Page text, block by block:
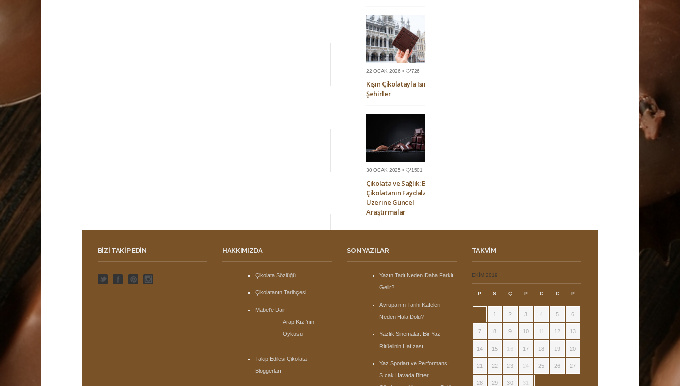
22 OCAK 2026 • 726
Kışın Çikolatayla Isınan
Şehirler
30 OCAK 2025 • 1501
Çikolata ve Sağlık: Bitter
Çikolatanın Faydaları
Üzerine Güncel
Araştırmalar
BIZI TAKIP EDIN HAKKIMIZDA
Çikolata Sözlüğü
Çikolatanın Tarihçesi
Mabel’e Dair
Arap Kızı’nın
Öyküsü
Takip Edilesi Çikolata
Bloggerları
SON YAZILAR
Yazın Tadı Neden Daha Farklı
Gelir?
Avrupa’nın Tarihi Kafeleri
Neden Hala Dolu?
Yazlık Sinemalar: Bir Yaz
Ritüelinin Hafızası
Yaz Sporları ve Performans:
Sıcak Havada Bitter
TAKVIM
EKIM 2019
P S Ç P C C P
1 2 3 4 5 6
7 8 9 10 11 12 13
14 15 16 17 18 19 20
21 22 23 24 25 26 27
28 29 30 31